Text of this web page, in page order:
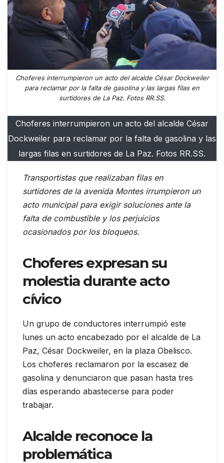
Choferes interrumpieron un acto del alcalde César Dockweiler
para reclamar por la falta de gasolina y las largas filas en
surtidores de La Paz. Fotos RR.SS.
Choferes interrumpieron un acto del alcalde César
Dockweiler para reclamar por la falta de gasolina y las
largas filas en surtidores de La Paz. Fotos RR.SS.
Transportistas que realizaban filas en
surtidores de la avenida Montes irrumpieron un
acto municipal para exigir soluciones ante la
falta de combustible y los perjuicios
ocasionados por los bloqueos.
Choferes expresan su
molestia durante acto
cívico
Un grupo de conductores interrumpió este
lunes un acto encabezado por el alcalde de La
Paz, César Dockweiler, en la plaza Obelisco.
Los choferes reclamaron por la escasez de
gasolina y denunciaron que pasan hasta tres
días esperando abastecerse para poder
trabajar.
Alcalde reconoce la
problemática